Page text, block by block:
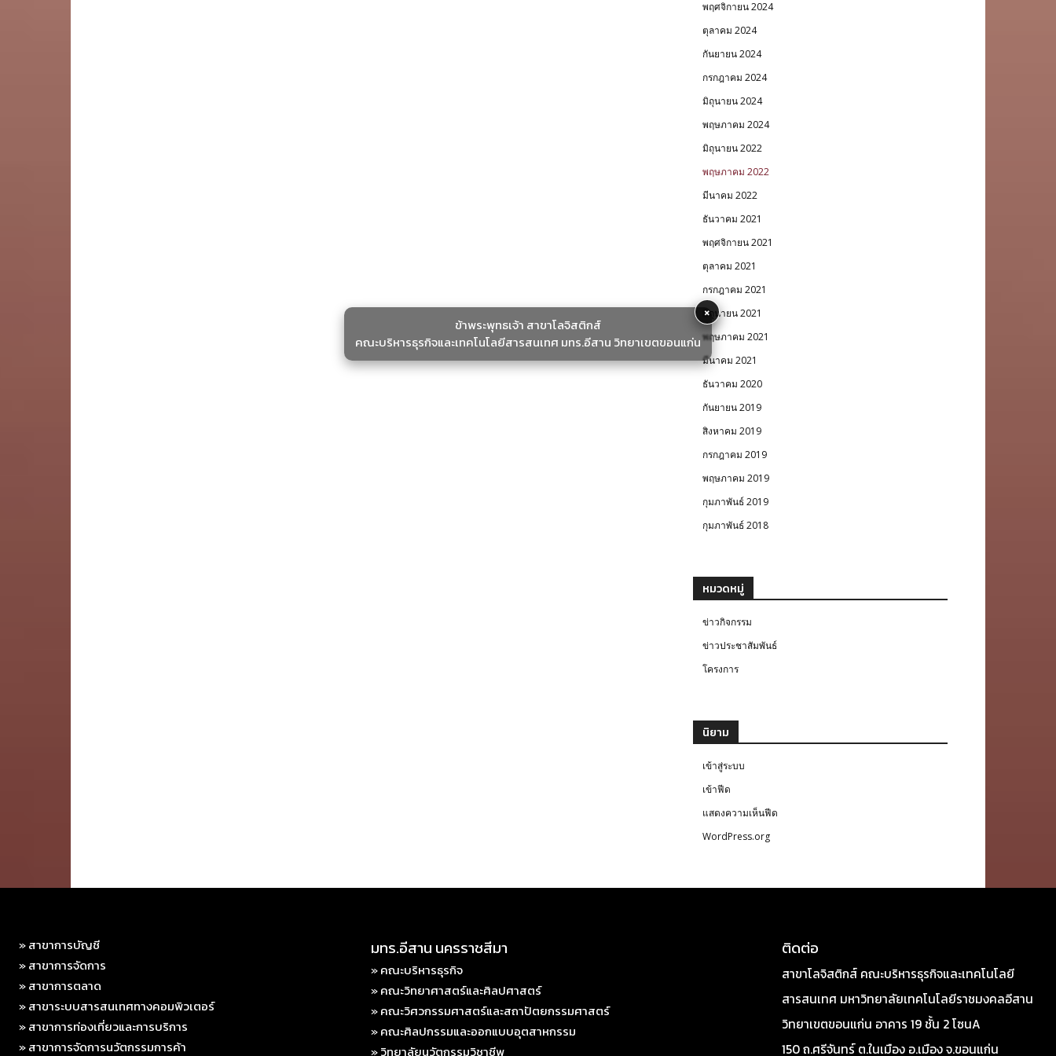
พฤศจิกายน 2024
ตุลาคม 2024
กันยายน 2024
กรกฎาคม 2024
มิถุนายน 2024
พฤษภาคม 2024
มิถุนายน 2022
พฤษภาคม 2022
มีนาคม 2022
ธันวาคม 2021
พฤศจิกายน 2021
ตุลาคม 2021
กรกฎาคม 2021
มิถุนายน 2021
พฤษภาคม 2021
มีนาคม 2021
ธันวาคม 2020
กันยายน 2019
สิงหาคม 2019
กรกฎาคม 2019
พฤษภาคม 2019
กุมภาพันธ์ 2019
กุมภาพันธ์ 2018
หมวดหมู่
ข่าวกิจกรรม
ข่าวประชาสัมพันธ์
โครงการ
นิยาม
เข้าสู่ระบบ
เข้าฟีด
แสดงความเห็นฟีด
WordPress.org
» สาขาการบัญชี
» สาขาการจัดการ
» สาขาการตลาด
» สาขาระบบสารสนเทศทางคอมพิวเตอร์
» สาขาการท่องเที่ยวและการบริการ
» สาขาการจัดการนวัตกรรมการค้า
มทร.อีสาน นครราชสีมา
» คณะบริหารธุรกิจ
» คณะวิทยาศาสตร์และศิลปศาสตร์
» คณะวิศวกรรมศาสตร์และสถาปัตยกรรมศาสตร์
» คณะศิลปกรรมและออกแบบอุตสาหกรรม
» วิทยาลัยนวัตกรรมวิชาชีพ
ติดต่อ
สาขาโลจิสติกส์ คณะบริหารธุรกิจและเทคโนโลยี
สารสนเทศ มหาวิทยาลัยเทคโนโลยีราชมงคลอีสาน
วิทยาเขตขอนแก่น อาคาร 19 ชั้น 2 โซนA
150 ถ.ศรีจันทร์ ต.ในเมือง อ.เมือง จ.ขอนแก่น
×
ข้าพระพุทธเจ้า สาขาโลจิสติกส์
คณะบริหารธุรกิจและเทคโนโลยีสารสนเทศ มทร.อีสาน วิทยาเขตขอนแก่น